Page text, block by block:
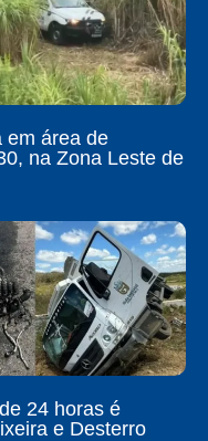
em área de
na Zona Leste de
24 horas é
e Desterro